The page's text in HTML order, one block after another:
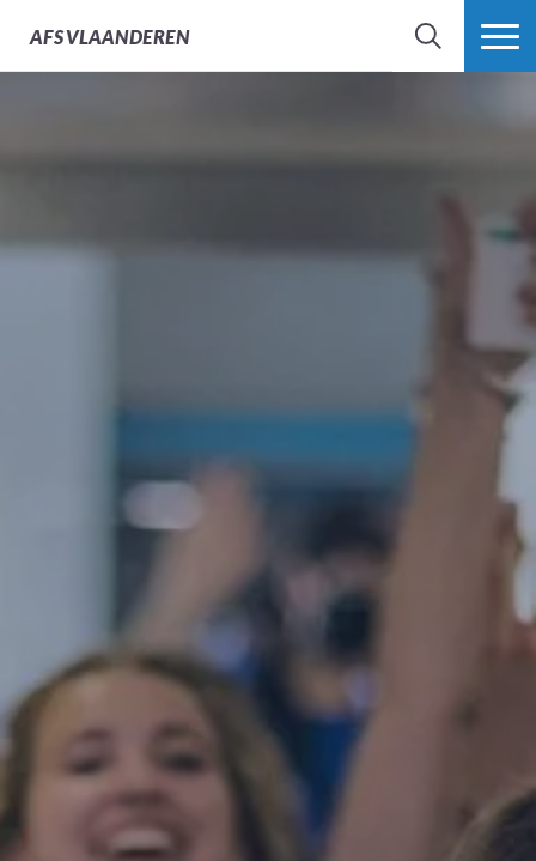
AFSVLAANDEREN
ZOEK MEER